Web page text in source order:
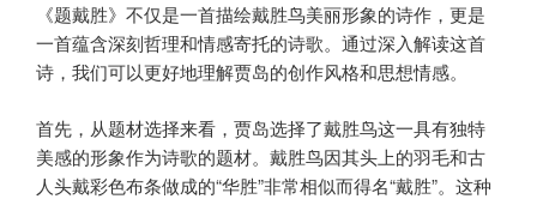
《题戴胜》不仅是一首描绘戴胜鸟美丽形象的诗作，更是
一首蕴含深刻哲理和情感寄托的诗歌。通过深入解读这首
诗，我们可以更好地理解贾岛的创作风格和思想情感。
首先，从题材选择来看，贾岛选择了戴胜鸟这一具有独特
美感的形象作为诗歌的题材。戴胜鸟因其头上的羽毛和古
人头戴彩色布条做成的“华胜”非常相似而得名“戴胜”。这种